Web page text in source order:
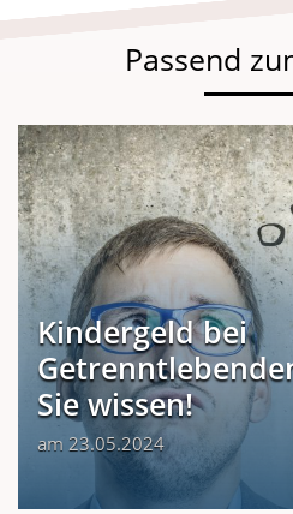
Passend
Kindergeld bei
Sie wissen!
am 23.05.2024